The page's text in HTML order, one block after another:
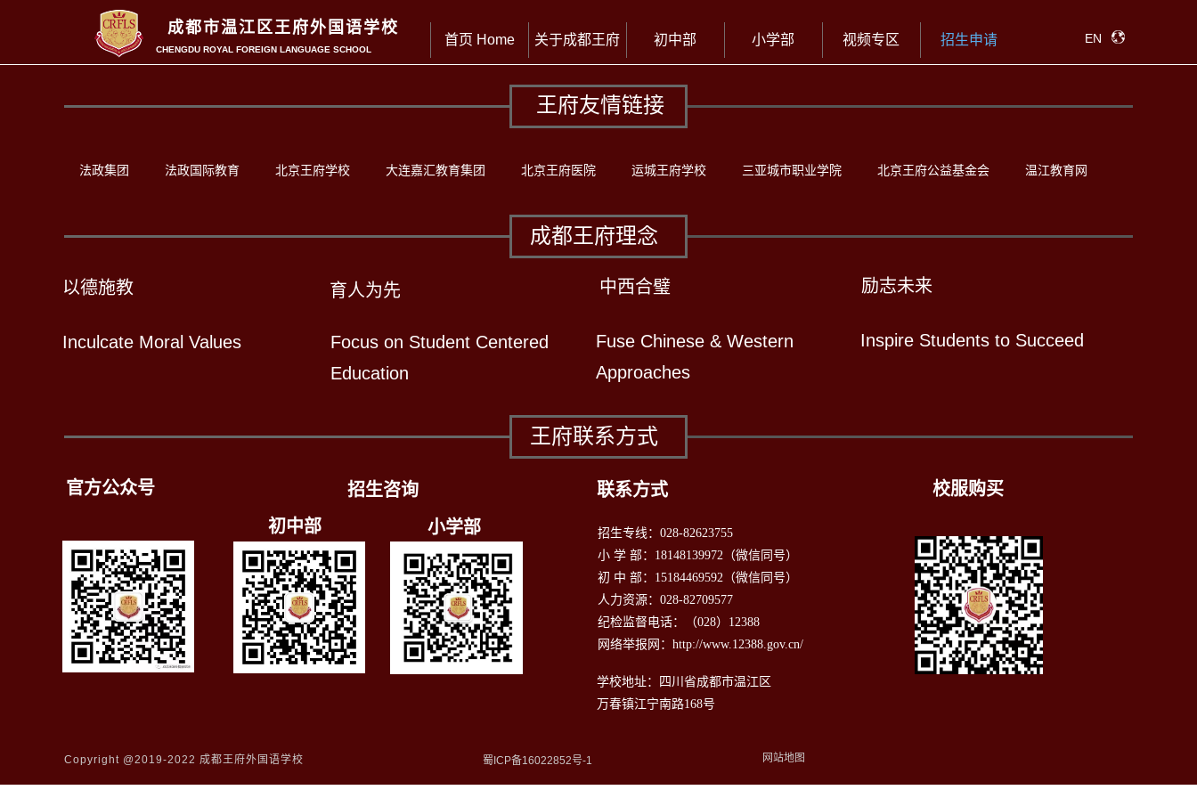
成都市温江区王府外国语学校
CHENGDU ROYAL FOREIGN LANGUAGE SCHOOL
首页 Home 关于成都王府 初中部 小学部 视频专区 招生申请 EN
王府友情链接
法政集团 法政国际教育 北京王府学校 大连嘉汇教育集团 北京王府医院 运城王府学校 三亚城市职业学院 北京王府公益基金会 温江教育网
成都王府理念
以德施教 育人为先 中西合璧 励志未来
Inculcate Moral Values
Focus on Student Centered
Education
Fuse Chinese & Western
Approaches
Inspire Students to Succeed
王府联系方式
官方公众号 招生咨询 联系方式
校服购买
初中部
小学部
招生专线：028-82623755
小 学 部：18148139972（微信同号）
初 中 部：15184469592（微信同号）
人力资源：028-82709577
纪检监督电话：（028）12388
网络举报网：http://www.12388.gov.cn/
学校地址：四川省成都市温江区
万春镇江宁南路168号
Copyright @2019-2022 成都王府外国语学校 蜀ICP备16022852号-1 网站地图